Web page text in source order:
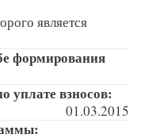
является
формирования
уплате взносов:
01.03.2015